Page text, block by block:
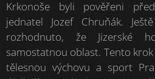
Krkonoše byli pověřeni
jednatel Jozef Chruňák.
rozhodnuto, že Jizerské
samostatnou oblast. Tento
tělesnou výchovu a sport